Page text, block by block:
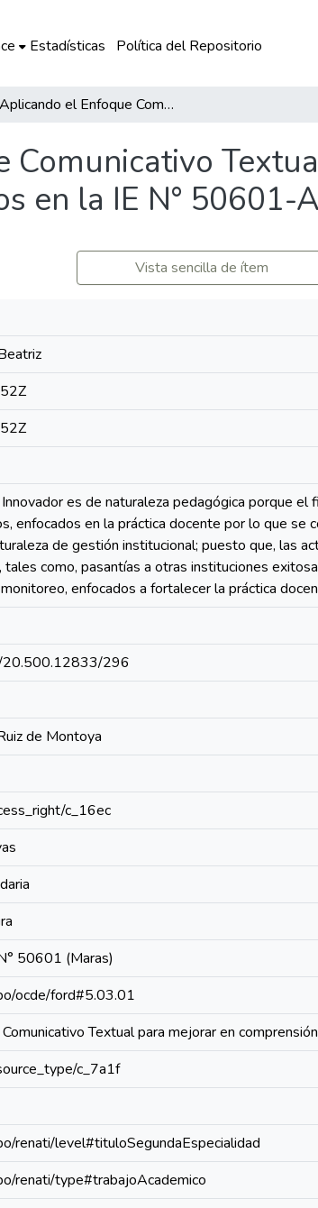
Estadísticas Política del Repositorio
Aplicando el Enfoque Comunicativo Textual para mejorar en comprensión de textos en la IE N° 50601-Anccoto
en la IE N° 50601-
Vista sencilla de ítem
es de naturaleza pedagógica porque el
enfocados en la práctica docente por lo que
de gestión institucional; puesto que, las
tales como, pasantías a otras instituciones
enfocados a fortalecer la práctica
20.500.12833/296
de Montoya
c_16ec
50601 (Maras)
ocde/ford#5.03.01
Textual para mejorar en
c_7a1f
renati/level#tituloSegundaEspecialidad
renati/type#trabajoAcademico